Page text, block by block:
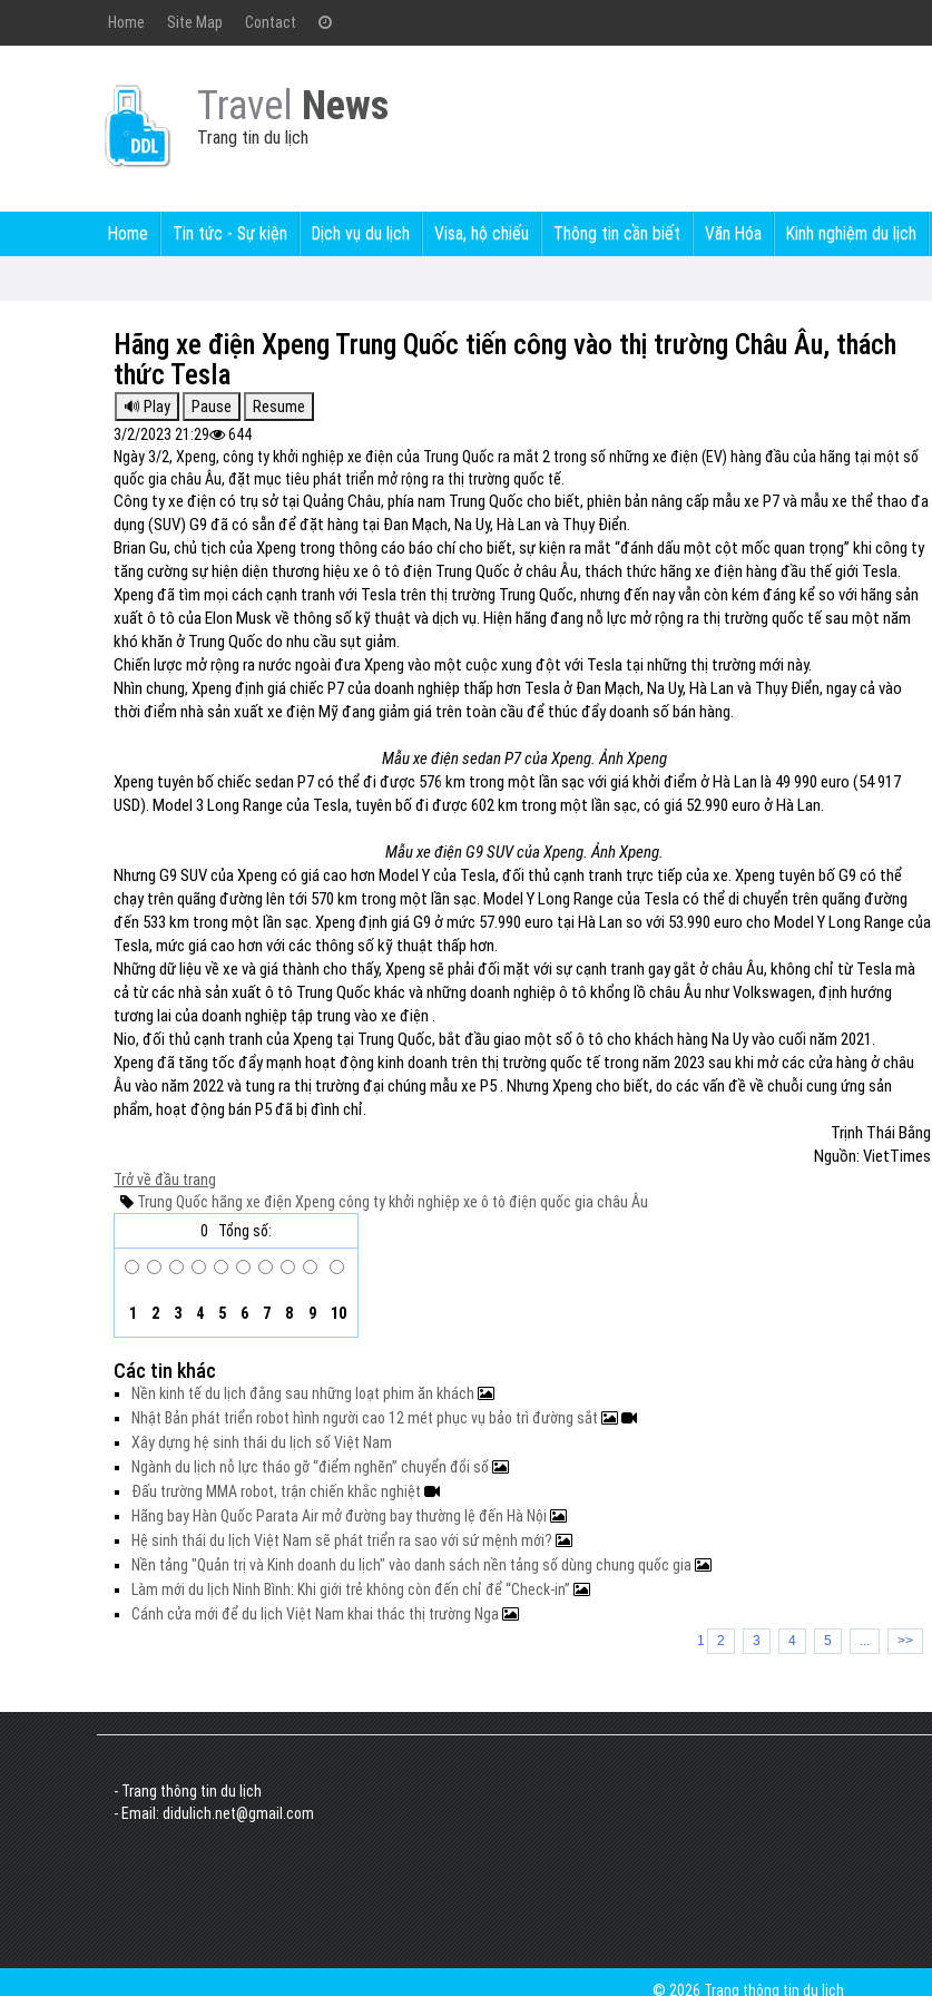
Home Site Map Contact
Travel News
Trang tin du lịch
Home Tin tức - Sự kiện Dịch vụ du lịch Visa, hộ chiếu Thông tin cần biết Văn Hóa Kinh nghiệm du lịch
Hãng xe điện Xpeng Trung Quốc tiến công vào thị trường Châu Âu, thách
thức Tesla
3/2/2023 21:29
644
Ngày 3/2, Xpeng, công ty khởi nghiệp xe điện của Trung Quốc ra mắt 2 trong số những xe điện (EV) hàng đầu của hãng tại một số
quốc gia châu Âu, đặt mục tiêu phát triển mở rộng ra thị trường quốc tế.
Công ty xe điện có trụ sở tại Quảng Châu, phía nam Trung Quốc cho biết, phiên bản nâng cấp mẫu xe P7 và mẫu xe thể thao đa
dụng (SUV) G9 đã có sẵn để đặt hàng tại Đan Mạch, Na Uy, Hà Lan và Thụy Điển.
Brian Gu, chủ tịch của Xpeng trong thông cáo báo chí cho biết, sự kiện ra mắt “đánh dấu một cột mốc quan trọng” khi công ty
tăng cường sự hiện diện thương hiệu xe ô tô điện Trung Quốc ở châu Âu, thách thức hãng xe điện hàng đầu thế giới Tesla.
Xpeng đã tìm mọi cách cạnh tranh với Tesla trên thị trường Trung Quốc, nhưng đến nay vẫn còn kém đáng kể so với hãng sản
xuất ô tô của Elon Musk về thông số kỹ thuật và dịch vụ. Hiện hãng đang nỗ lực mở rộng ra thị trường quốc tế sau một năm
khó khăn ở Trung Quốc do nhu cầu sụt giảm.
Chiến lược mở rộng ra nước ngoài đưa Xpeng vào một cuộc xung đột với Tesla tại những thị trường mới này.
Nhìn chung, Xpeng định giá chiếc P7 của doanh nghiệp thấp hơn Tesla ở Đan Mạch, Na Uy, Hà Lan và Thụy Điển, ngay cả vào
thời điểm nhà sản xuất xe điện Mỹ đang giảm giá trên toàn cầu để thúc đẩy doanh số bán hàng.
Mẫu xe điện sedan P7 của Xpeng. Ảnh Xpeng
Xpeng tuyên bố chiếc sedan P7 có thể đi được 576 km trong một lần sạc với giá khởi điểm ở Hà Lan là 49 990 euro (54 917
USD). Model 3 Long Range của Tesla, tuyên bố đi được 602 km trong một lần sạc, có giá 52.990 euro ở Hà Lan.
Mẫu xe điện G9 SUV của Xpeng. Ảnh Xpeng.
Nhưng G9 SUV của Xpeng có giá cao hơn Model Y của Tesla, đối thủ cạnh tranh trực tiếp của xe. Xpeng tuyên bố G9 có thể
chạy trên quãng đường lên tới 570 km trong một lần sạc. Model Y Long Range của Tesla có thể di chuyển trên quãng đường
đến 533 km trong một lần sạc. Xpeng định giá G9 ở mức 57.990 euro tại Hà Lan so với 53.990 euro cho Model Y Long Range của
Tesla, mức giá cao hơn với các thông số kỹ thuật thấp hơn.
Những dữ liệu về xe và giá thành cho thấy, Xpeng sẽ phải đối mặt với sự cạnh tranh gay gắt ở châu Âu, không chỉ từ Tesla mà
cả từ các nhà sản xuất ô tô Trung Quốc khác và những doanh nghiệp ô tô khổng lồ châu Âu như Volkswagen, định hướng
tương lai của doanh nghiệp tập trung vào xe điện .
Nio, đối thủ cạnh tranh của Xpeng tại Trung Quốc, bắt đầu giao một số ô tô cho khách hàng Na Uy vào cuối năm 2021.
Xpeng đã tăng tốc đẩy mạnh hoạt động kinh doanh trên thị trường quốc tế trong năm 2023 sau khi mở các cửa hàng ở châu
Âu vào năm 2022 và tung ra thị trường đại chúng mẫu xe P5 . Nhưng Xpeng cho biết, do các vấn đề về chuỗi cung ứng sản
phẩm, hoạt động bán P5 đã bị đình chỉ.
Trịnh Thái Bằng
Nguồn: VietTimes
Trở về đầu trang
Trung Quốc hãng xe điện Xpeng công ty khởi nghiệp xe ô tô điện quốc gia châu Âu
0
Tổng số:
1 2 3 4 5 6 7 8 9 10
Các tin khác
Nền kinh tế du lịch đằng sau những loạt phim ăn khách
Nhật Bản phát triển robot hình người cao 12 mét phục vụ bảo trì đường sắt
Xây dựng hệ sinh thái du lịch số Việt Nam
Ngành du lịch nỗ lực tháo gỡ “điểm nghẽn” chuyển đổi số
Đấu trường MMA robot, trận chiến khắc nghiệt
Hãng bay Hàn Quốc Parata Air mở đường bay thường lệ đến Hà Nội
Hệ sinh thái du lịch Việt Nam sẽ phát triển ra sao với sứ mệnh mới?
Nền tảng "Quản trị và Kinh doanh du lịch" vào danh sách nền tảng số dùng chung quốc gia
Làm mới du lịch Ninh Bình: Khi giới trẻ không còn đến chỉ để “Check-in”
Cánh cửa mới để du lịch Việt Nam khai thác thị trường Nga
1 2 3 4 5 ... >>
- Trang thông tin du lịch
- Email: didulich.net@gmail.com
© 2026 Trang thông tin du lịch